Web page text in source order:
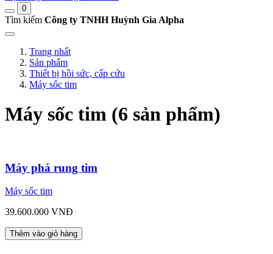
0
Tìm kiếm Công ty TNHH Huỳnh Gia Alpha
Trang nhất
Sản phẩm
Thiết bị hồi sức, cấp cứu
Máy sốc tim
Máy sốc tim (6 sản phẩm)
Máy phá rung tim
Máy sốc tim
39.600.000 VNĐ
Thêm vào giỏ hàng